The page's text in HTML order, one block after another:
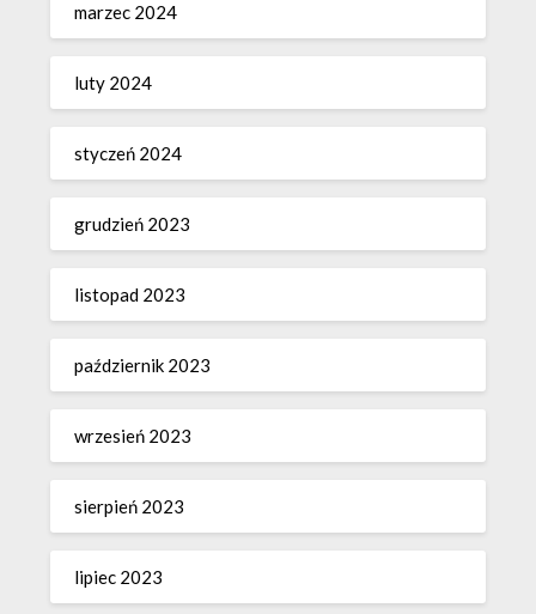
marzec 2024
luty 2024
styczeń 2024
grudzień 2023
listopad 2023
październik 2023
wrzesień 2023
sierpień 2023
lipiec 2023